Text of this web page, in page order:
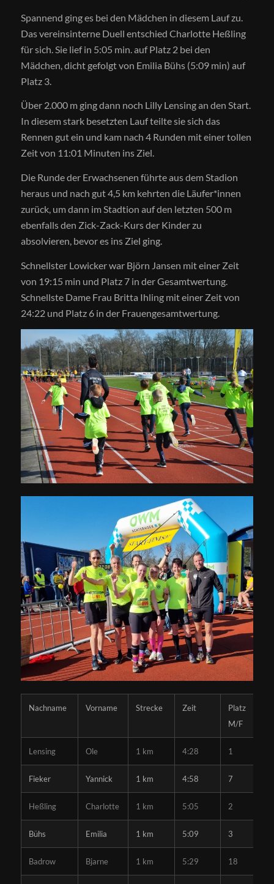
Spannend ging es bei den Mädchen in diesem Lauf zu.
Das vereinsinterne Duell entschied Charlotte Heßling
für sich. Sie lief in 5:05 min. auf Platz 2 bei den
Mädchen, dicht gefolgt von Emilia Bühs (5:09 min) auf
Platz 3.
Über 2.000 m ging dann noch Lilly Lensing an den Start.
In diesem stark besetzten Lauf teilte sie sich das
Rennen gut ein und kam nach 4 Runden mit einer tollen
Zeit von 11:01 Minuten ins Ziel.
Die Runde der Erwachsenen führte aus dem Stadion
heraus und nach gut 4,5 km kehrten die Läufer*innen
zurück, um dann im Stadtion auf den letzten 500 m
ebenfalls den Zick-Zack-Kurs der Kinder zu
absolvieren, bevor es ins Ziel ging.
Schnellster Lowicker war Björn Jansen mit einer Zeit
von 19:15 min und Platz 7 in der Gesamtwertung.
Schnellste Dame Frau Britta Ihling mit einer Zeit von
24:22 und Platz 6 in der Frauengesamtwertung.
Nachname Vorname Strecke Zeit
Platz
M/F
Lensing Ole 1 km 4:28 1
Fieker Yannick 1 km 4:58 7
Heßling Charlotte 1 km 5:05 2
Bühs Emilia 1 km 5:09 3
Badrow Bjarne 1 km 5:29 18